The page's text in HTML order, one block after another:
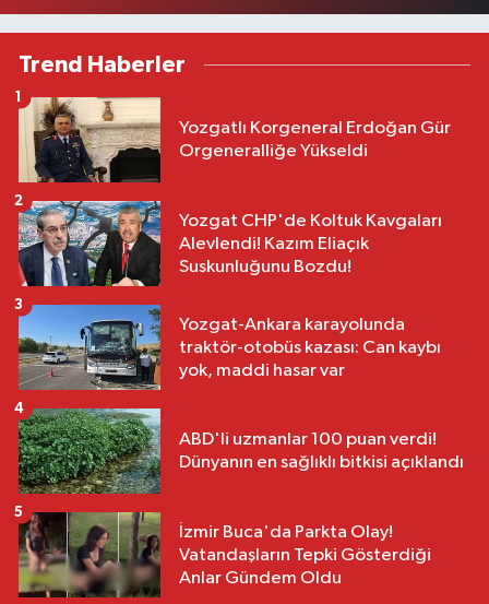
Trend Haberler
Yozgatlı Korgeneral Erdoğan Gür
Orgeneralliğe Yükseldi
1
Yozgat CHP'de Koltuk Kavgaları
Alevlendi! Kazım Eliaçık
Suskunluğunu Bozdu!
2
Yozgat-Ankara karayolunda
traktör-otobüs kazası: Can kaybı
yok, maddi hasar var
3
ABD'li uzmanlar 100 puan verdi!
Dünyanın en sağlıklı bitkisi açıklandı
4
İzmir Buca'da Parkta Olay!
Vatandaşların Tepki Gösterdiği
Anlar Gündem Oldu
5